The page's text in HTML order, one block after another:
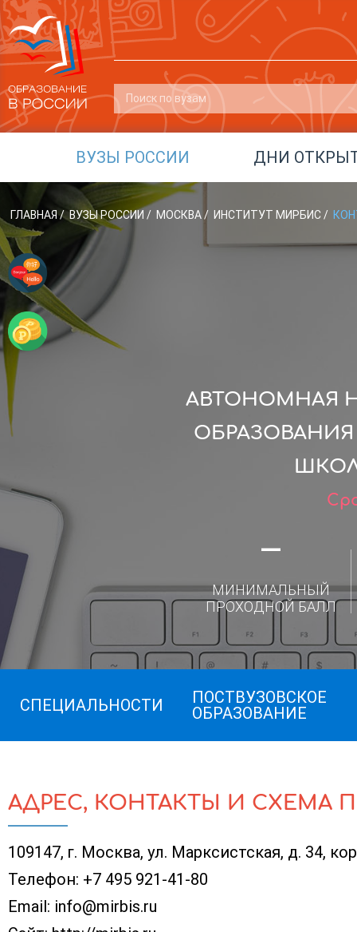
ВУЗЫ РОССИИ ДНИ
ГЛАВНАЯ/ ВУЗЫ РОССИИ / МОСКВА/ ИНСТИТУТ МИРБИС/
АВТОНОМНАЯ
—
МИНИМАЛЬНЫЙ
ПРОХОДНОЙ БАЛЛ
СПЕЦИАЛЬНОСТИ
ПОСТВУЗОВСКОЕ
ОБРАЗОВАНИЕ
АДРЕС, КОНТАКТЫ И СХЕМА
109147, г. Москва, ул. Марксистская, д. 34,
Телефон: +7 495 921-41-80
Email: info@mirbis.ru